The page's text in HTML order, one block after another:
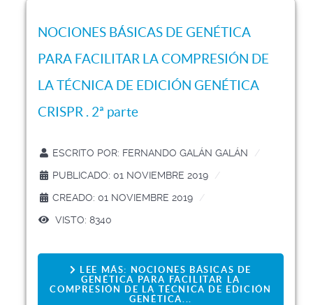
NOCIONES BÁSICAS DE GENÉTICA
PARA FACILITAR LA COMPRESIÓN DE
LA TÉCNICA DE EDICIÓN GENÉTICA
CRISPR . 2ª parte
ESCRITO POR: FERNANDO GALÁN GALÁN
PUBLICADO: 01 NOVIEMBRE 2019
CREADO: 01 NOVIEMBRE 2019
VISTO: 8340
LEE MÁS: NOCIONES BÁSICAS DE
GENÉTICA PARA FACILITAR LA
COMPRESIÓN DE LA TÉCNICA DE EDICIÓN
GENÉTICA...